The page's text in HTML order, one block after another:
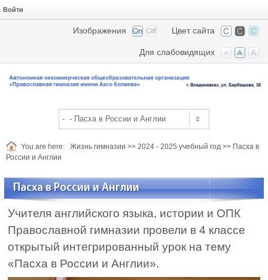
Войти
Цвет сайта
Изображения
Для слабовидящих
You are here: Жизнь гимназии >> 2024 - 2025 учебный год >> Пасха в
России и Англии
Пасха в России и Англии
Учителя английского языка, истории и ОПК
Православной гимназии провели в 4 классе
открытый интегрированный урок на тему
«Пасха в России и Англии».